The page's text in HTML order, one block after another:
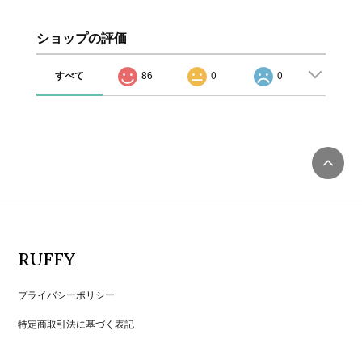
ショップの評価
すべて 86 0 0
RUFFY
プライバシーポリシー
特定商取引法に基づく表記